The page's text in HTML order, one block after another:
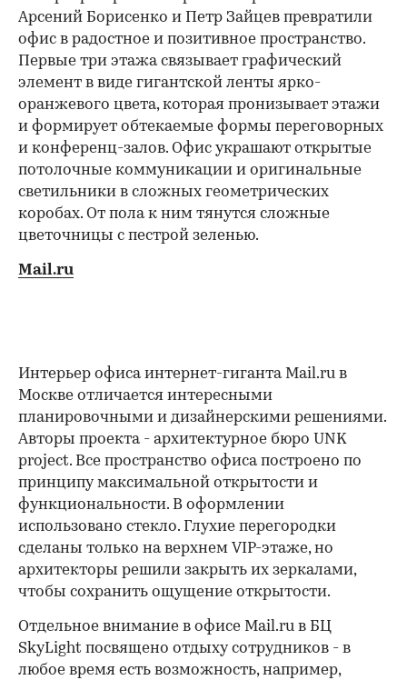
Арсений Борисенко и Петр Зайцев превратили
офис в радостное и позитивное пространство.
Первые три этажа связывает графический
элемент в виде гигантской ленты ярко-
оранжевого цвета, которая пронизывает этажи
и формирует обтекаемые формы переговорных
и конференц-залов. Офис украшают открытые
потолочные коммуникации и оригинальные
светильники в сложных геометрических
коробах. От пола к ним тянутся сложные
цветочницы с пестрой зеленью.
Mail.ru
Интерьер офиса интернет-гиганта Mail.ru в
Москве отличается интересными
планировочными и дизайнерскими решениями.
Авторы проекта - архитектурное бюро UNK
project. Все пространство офиса построено по
принципу максимальной открытости и
функциональности. В оформлении
использовано стекло. Глухие перегородки
сделаны только на верхнем VIP-этаже, но
архитекторы решили закрыть их зеркалами,
чтобы сохранить ощущение открытости.
Отдельное внимание в офисе Mail.ru в БЦ
SkyLight посвящено отдыху сотрудников - в
любое время есть возможность, например,